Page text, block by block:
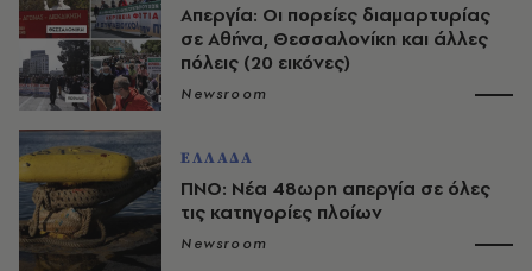
Απεργία: Οι πορείες διαμαρτυρίας
σε Αθήνα, Θεσσαλονίκη και άλλες
πόλεις (20 εικόνες)
Newsroom
ΕΛΛΑΔΑ
ΠΝΟ: Νέα 48ωρη απεργία σε όλες
τις κατηγορίες πλοίων
Newsroom